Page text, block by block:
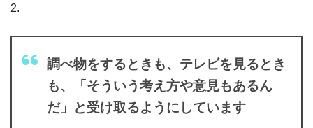
2.
調べ物をするときも、テレビを見るとき
も、「そういう考え方や意見もあるん
だ」と受け取るようにしています